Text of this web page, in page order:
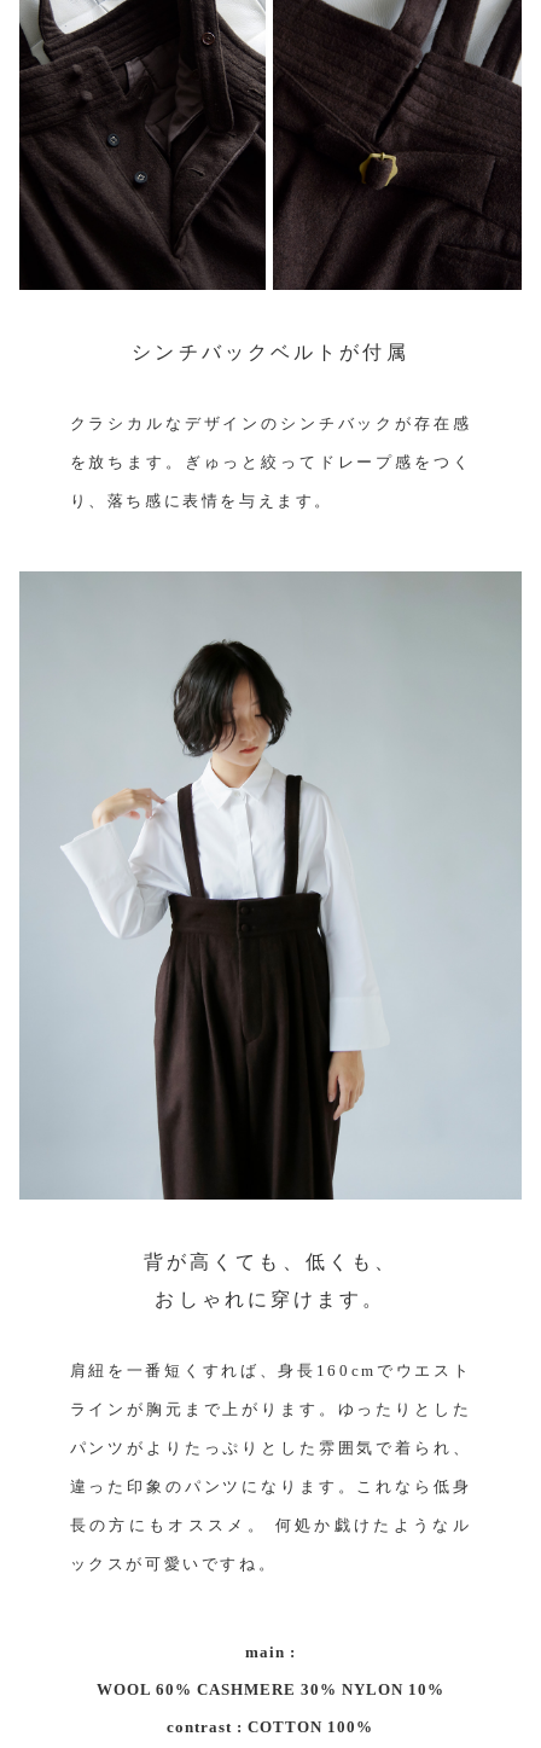
シンチバックベルトが付属
クラシカルなデザインのシンチバックが存在感
を放ちます。ぎゅっと絞ってドレープ感をつく
り、落ち感に表情を与えます。
背が高くても、低くも、
おしゃれに穿けます。
肩紐を一番短くすれば、身長160cmでウエスト
ラインが胸元まで上がります。ゆったりとした
パンツがよりたっぷりとした雰囲気で着られ、
違った印象のパンツになります。これなら低身
長の方にもオススメ。 何処か戯けたようなル
ックスが可愛いですね。
main :
WOOL 60% CASHMERE 30% NYLON 10%
contrast : COTTON 100%